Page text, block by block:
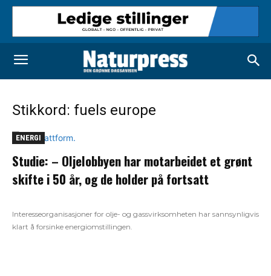
Stikkord: fuels europe
ENERGI
Studie: – Oljelobbyen har motarbeidet et grønt
skifte i 50 år, og de holder på fortsatt
Interesseorganisasjoner for olje- og gassvirksomheten har sannsynligvis
klart å forsinke energiomstillingen.